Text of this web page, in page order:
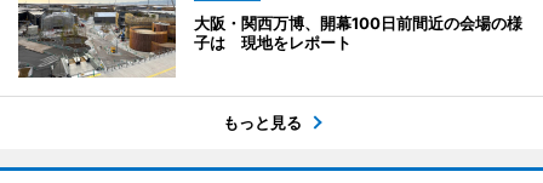
大阪・関西万博、開幕100日前間近の会場の様
子は 現地をレポート
もっと見る